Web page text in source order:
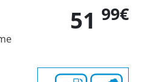
51 99€